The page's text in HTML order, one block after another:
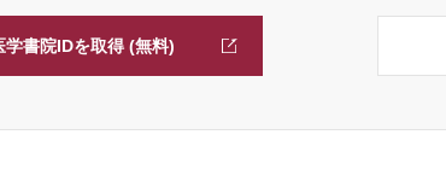
学書院IDを取得 (無料)